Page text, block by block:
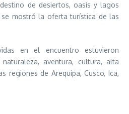
de desiertos, oasis y lagos
se mostró la oferta turística de las
en el encuentro estuvieron
aventura, cultura, alta
regiones de Arequipa, Cusco, Ica,